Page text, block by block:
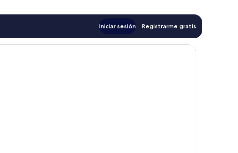
Iniciar sesión Registrarme gratis